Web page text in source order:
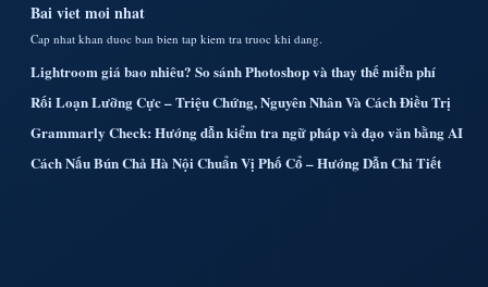
Bai viet moi nhat
Cap nhat khan duoc ban bien tap kiem tra truoc khi dang.
Lightroom giá bao nhiêu? So sánh Photoshop và thay thế miễn phí
Rối Loạn Lưỡng Cực – Triệu Chứng, Nguyên Nhân Và Cách Điều Trị
Grammarly Check: Hướng dẫn kiểm tra ngữ pháp và đạo văn bằng AI
Cách Nấu Bún Chả Hà Nội Chuẩn Vị Phố Cổ – Hướng Dẫn Chi Tiết